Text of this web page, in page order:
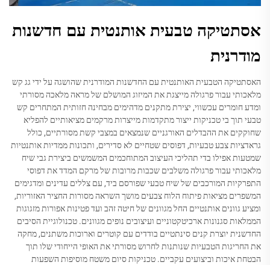
אסתטיקה טבעית אותנטית עם חדשנות
מודרנית
האסתטיקה הטבעית האותנטית עם החדשנות המודרנית שהושגה על ידי גג קש
מלאכותי עבור פרגולה מייצגת את המיזוג המושלם של מראה מלאכה מסורתי
ומדע חומרים עכשווי, יצירת מתקנים מדהימים מבחינה חזותית המתחרים קש
טבעי תוך בי טכניקות ייצור מתקדמות מייצרות מרקמים מציאותיים להפליא
שחוקקים את ההבדלים האורגניים שנמצאים במצבי קשת מסורתיים, כולל
גראדציות צבע טבעיות, דפוסים שטחיים לא סדירים, ותכונות ממדיות אותנטיות
שמטעות אפילו בדי תהליכי העיצוב המתוחכמים המשמשים ביצירת גבי שיח
מלאכותי עבור פרגולה משלבים שכבות מרובות של מרקם המדד את דפוסי
התפרקיות המורכבים של שיח טבעי שפורסם ביד, עם צללים עדינים ומדגימים
המשפרים מציאות פיתוח הלוח צבעים מושך השראה מסורות החציר האזוריות,
ומציע גוונים אותנטיים החל מגוונים של חיטה זהב ועד פטינות אפורות מזגוגות
הממלאות סגנונות ארכיטקטוניים ועיצובים נופים מגוונים. טכנולוגיית הסיבים
החדשנית יוצרת קנים סינתטיים בודדים עם קוטרים וארוכות משתנים, מחקה
את החריגות הטבעיות שנותנות לחרוש מסורתי את האופי הייחודי שלו תוך
הבטחת איכות וביצועים עקביים. טכניקות סיום משטח מוסיפות השפעות